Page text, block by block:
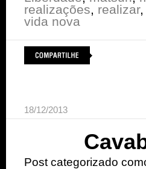
realizações, realizar,
vida nova
18/12/2013
Post categorizado